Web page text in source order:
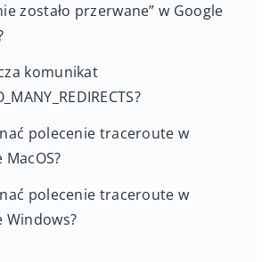
zostało przerwane” w Google
komunikat
polecenie traceroute w
polecenie traceroute w
Windows?